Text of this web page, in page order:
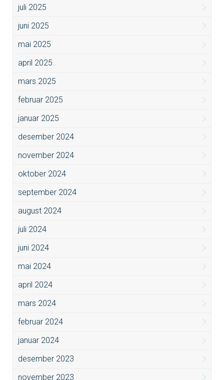
juli 2025
juni 2025
mai 2025
april 2025
mars 2025
februar 2025
januar 2025
desember 2024
november 2024
oktober 2024
september 2024
august 2024
juli 2024
juni 2024
mai 2024
april 2024
mars 2024
februar 2024
januar 2024
desember 2023
november 2023